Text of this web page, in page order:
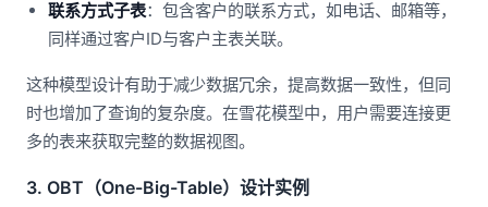
联系方式子表：包含客户的联系方式，如电话、邮箱等，
同样通过客户ID与客户主表关联。
这种模型设计有助于减少数据冗余，提高数据一致性，但同
时也增加了查询的复杂度。在雪花模型中，用户需要连接更
多的表来获取完整的数据视图。
3. OBT（One-Big-Table）设计实例